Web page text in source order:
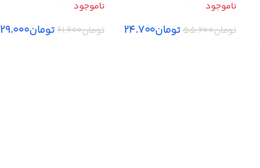
تومان۵۵.۲۰۰تومان۲۴.۷۰۰
داخلی – تهران/کرج
تومان۶۱.۶۰۰تومان۲۹.۰۰۰